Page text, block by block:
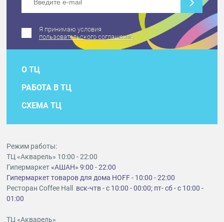
Я принимаю условия
пользовательского соглашения
О ТЦ
РАБОТА В ТЦ
СХЕМА ТЦ
Режим работы:
ТЦ «Акварель» 10:00 - 22:00
Гипермаркет«АШАН» 9:00 - 22:00
Гипермаркет товаров для дома HOFF - 10:00 - 22:00
Ресторан Coffee Hall вск-чтв - с 10:00 - 00:00; пт- сб - с 10:00 -
01:00
ТЦ «Акварель»